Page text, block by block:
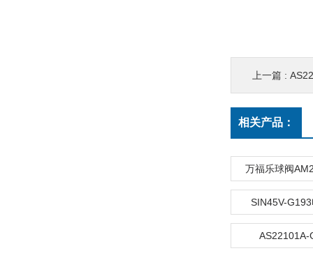
上一篇 :
相关产品：
万福乐球阀
SIN45V-
AS22101A-